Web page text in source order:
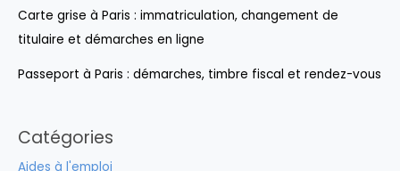
Carte grise à Paris : immatriculation, changement de
titulaire et démarches en ligne
Passeport à Paris : démarches, timbre fiscal et rendez-vous
Catégories
Aides à l'emploi